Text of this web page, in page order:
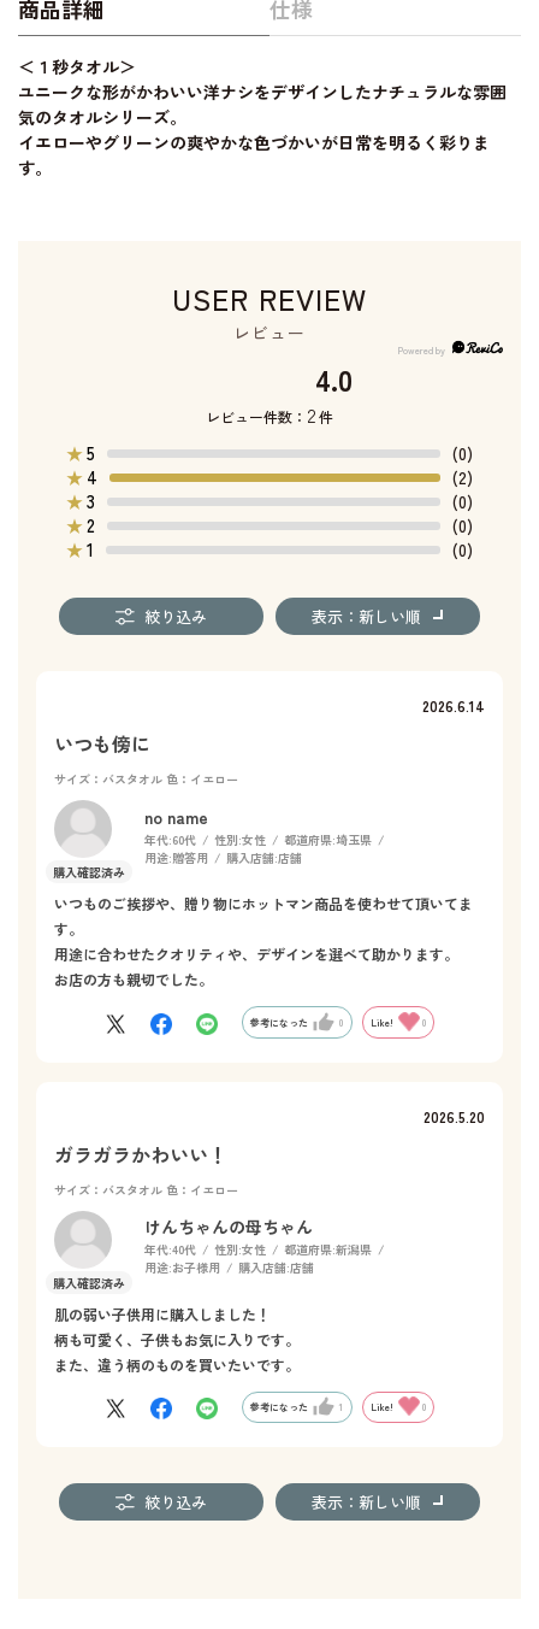
商品詳細 仕様
＜１秒タオル＞
ユニークな形がかわいい洋ナシをデザインしたナチュラルな雰囲
気のタオルシリーズ。
イエローやグリーンの爽やかな色づかいが日常を明るく彩りま
す。
USER REVIEW
レビュー
4.0
レビュー件数： 2件
★5
(0)
★ 4
(2)
★3
(0)
★2
(0)
★1 (0)
絞り込み 表示：新しい順
2026.6.14
いつも傍に
サイズ：バスタオル 色：イエロー
no name
年代:60代 性別:女性 都道府県:埼玉県
用途:贈答用 購入店舗:店舗
いつものご挨拶や、贈り物にホットマン商品を使わせて頂いてま
す。
用途に合わせたクオリティや、デザインを選べて助かります。
お店の方も親切でした。
参考になった 0 Like! 0
2026.5.20
ガラガラかわいい！
サイズ：バスタオル 色：イエロー
けんちゃんの母ちゃん
年代:40代 性別:女性 都道府県:新潟県
用途:お子様用 購入店舗:店舗
肌の弱い子供用に購入しました！
柄も可愛く、子供もお気に入りです。
また、違う柄のものを買いたいです。
参考になった 1 Like! 0
絞り込み 表示：新しい順